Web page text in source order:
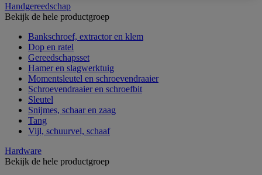
Handgereedschap
Bekijk de hele productgroep
Bankschroef, extractor en klem
Dop en ratel
Gereedschapsset
Hamer en slagwerktuig
Momentsleutel en schroevendraaier
Schroevendraaier en schroefbit
Sleutel
Snijmes, schaar en zaag
Tang
Vijl, schuurvel, schaaf
Hardware
Bekijk de hele productgroep